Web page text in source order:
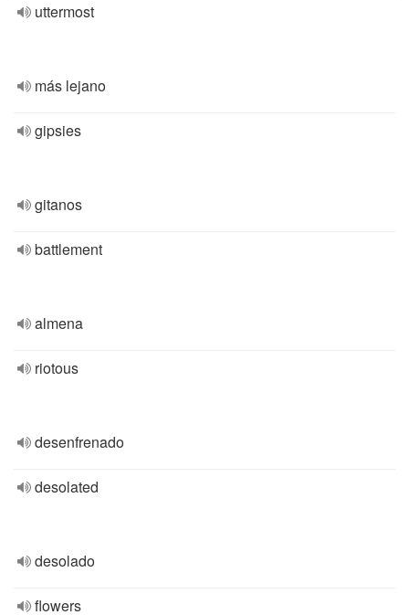
uttermost
más lejano
gipsies
gitanos
battlement
almena
riotous
desenfrenado
desolated
desolado
flowers